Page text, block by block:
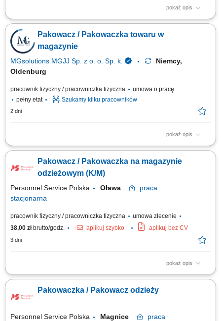
pokaż opis
Opis stanowiska: Kompletowanie zamówień zgodnie z listą produktów.
Pakowanie odzieży oraz przygotowywanie przesyłek do wysyłki. Obsługa
skanera magazynowego podczas realizacji zleceń. Dbanie o porządek i
bezpieczeństwo na stanowisku pracy.
Pakowacz / Pakowaczka towaru w
magazynie
MGsolutions MGJJ Sp. z o. o. Sp. k.
Niemcy,
Oldenburg
pracownik fizyczny / pracowniczka fizyczna
umowa o pracę
pełny etat
Szukamy kilku pracowników
2 dni
pokaż opis
Opis stanowiska Proste prace przy pakowaniu towaru niewymagające
pomocnicze;Pakowacz / Pakowaczka na magazynie
odzieżowym (K/M)
Personnel Service Polska Oława
praca
stacjonarna
pracownik fizyczny / pracowniczka fizyczna
umowa zlecenie
38,00 złbrutto/godz. aplikuj szybko aplikuj bez CV
3 dni
pokaż opis
Zadania: Kompletacja zamówień; Pakowanie i przygotowanie towaru do
(pon-ndz) 6-17:45/ 18-5:45; Praca chodząca (nabijamy kroki⁠⁠⁠⁠) Mile
widziane zaangażowanie i chęć do nauki; Doświadczenie nie jest
Pakowaczka / Pakowacz odzieży
Personnel Service Polska Magnice
praca